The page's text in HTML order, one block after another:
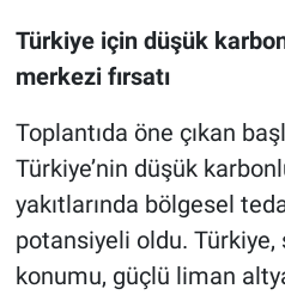
Türkiye için düşük
merkezi fırsatı
Toplantıda öne çıkan
Türkiye’nin düşük
yakıtlarında bölgesel
potansiyeli oldu.
konumu, güçlü liman